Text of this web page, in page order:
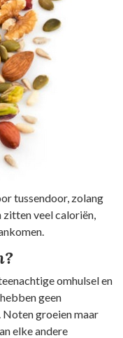
tussendoor, zolang
zitten veel caloriën,
omhulsel en
geen
groeien maar
elke andere